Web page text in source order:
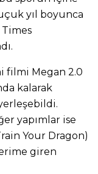
yıl boyunca
filmi Megan 2.0
kalarak
yapımlar ise
Your Dragon)
giren